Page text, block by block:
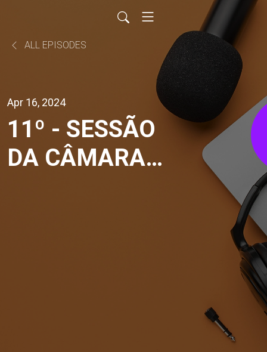
ALL EPISODES
Apr 16, 2024
11º - SESSÃO
DA CÂMARA